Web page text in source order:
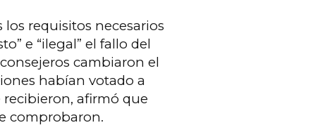
requisitos necesarios
e “ilegal” el fallo del
cambiaron el
habían votado a
recibieron, afirmó que
comprobaron.